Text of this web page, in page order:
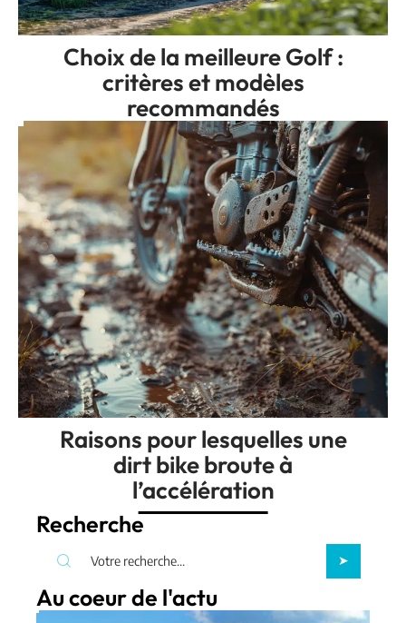
Choix de la meilleure Golf :
critères et modèles
recommandés
Raisons pour lesquelles une
dirt bike broute à
l’accélération
Recherche
Au coeur de l'actu